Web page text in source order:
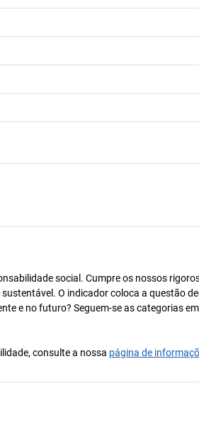
social. Cumpre os nossos
O indicador coloca a questão
e no futuro? Seguem-se as categorias
consulte a nossa página de